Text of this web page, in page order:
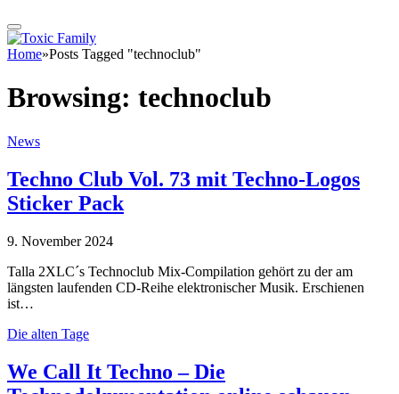
Home»Posts Tagged "technoclub"
Browsing: technoclub
News
Techno Club Vol. 73 mit Techno-Logos
Sticker Pack
9. November 2024
Talla 2XLC´s Technoclub Mix-Compilation gehört zu der am
längsten laufenden CD-Reihe elektronischer Musik. Erschienen
ist…
Die alten Tage
We Call It Techno – Die